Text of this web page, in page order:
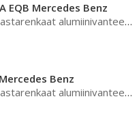
EQB Mercedes Benz
alumiinivanteella
Benz
alumiinivanteella